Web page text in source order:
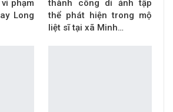
phạm
Long
thành công di ảnh tập
thể phát hiện trong mộ
liệt sĩ tại xã Minh…